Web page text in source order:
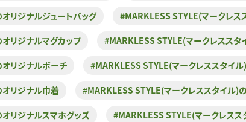
リジナルジュートバッグ #MARKLESS STYLE(マークレス
リジナルマグカップ #MARKLESS STYLE(マークレススタ
リジナルポーチ #MARKLESS STYLE(マークレススタイ
リジナル巾着 #MARKLESS STYLE(マークレススタイル)
リジナルスマホグッズ #MARKLESS STYLE(マークレスス